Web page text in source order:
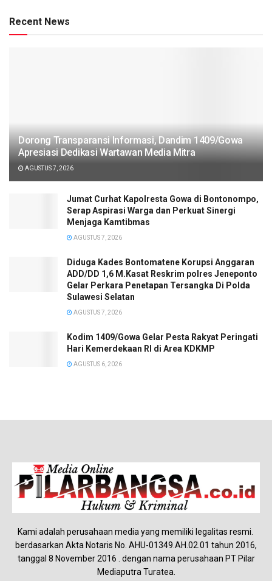
Recent News
Dorong Transparansi Informasi, Dandim 1409/Gowa
Apresiasi Dedikasi Wartawan Media Mitra
AGUSTUS 7, 2026
Jumat Curhat Kapolresta Gowa di Bontonompo,
Serap Aspirasi Warga dan Perkuat Sinergi
Menjaga Kamtibmas
AGUSTUS 7, 2026
Diduga Kades Bontomatene Korupsi Anggaran
ADD/DD 1,6 M.Kasat Reskrim polres Jeneponto
Gelar Perkara Penetapan Tersangka Di Polda
Sulawesi Selatan
AGUSTUS 7, 2026
Kodim 1409/Gowa Gelar Pesta Rakyat Peringati
Hari Kemerdekaan RI di Area KDKMP
AGUSTUS 6, 2026
Kami adalah perusahaan media yang memiliki legalitas resmi.
berdasarkan Akta Notaris No. AHU-01349.AH.02.01 tahun 2016,
tanggal 8 November 2016 . dengan nama perusahaan PT Pilar
Mediaputra Turatea.